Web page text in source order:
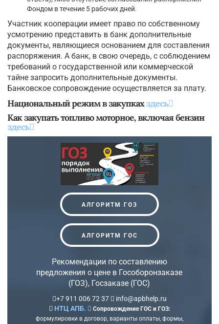
Фондом в течение 5 рабочих дней.
Участник кооперации имеет право по собственному
усмотрению представить в банк дополнительные
документы, являющиеся основанием для составления
распоряжения. А банк, в свою очередь, с соблюдением
требований о государственной или коммерческой
тайне запросить дополнительные документы.
Банковское сопровождение осуществляется за плату.
Национальный режим в закупкахздесь
Как закупать топливо моторное, включая бензин
здесь
АЛГОРИТМ ГОЗ
АЛГОРИТМ ГОС
Рекомендации по составлению
предложения о цене в Гособоронзаказе
(ГОЗ), Госзаказе (ГОС)
+7 911 006 72 37
info@apbhelp.ru
НТЦ АПБ.
Сопровождение ГОС и ГОЗ:
формулировки в договор, варианты оплаты, формы,